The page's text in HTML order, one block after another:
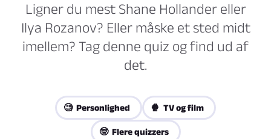
Ligner du mest Shane Hollander eller
Ilya Rozanov? Eller måske et sted midt
imellem? Tag denne quiz og find ud af
det.
🧐 Personlighed 🍿 TV og film
🤓 Flere quizzers